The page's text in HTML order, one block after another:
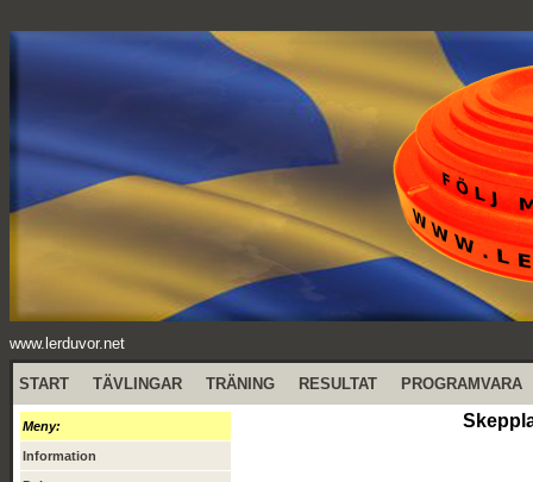
www.lerduvor.net
START TÄVLINGAR TRÄNING RESULTAT PROGRAMVARA
Meny:
Information